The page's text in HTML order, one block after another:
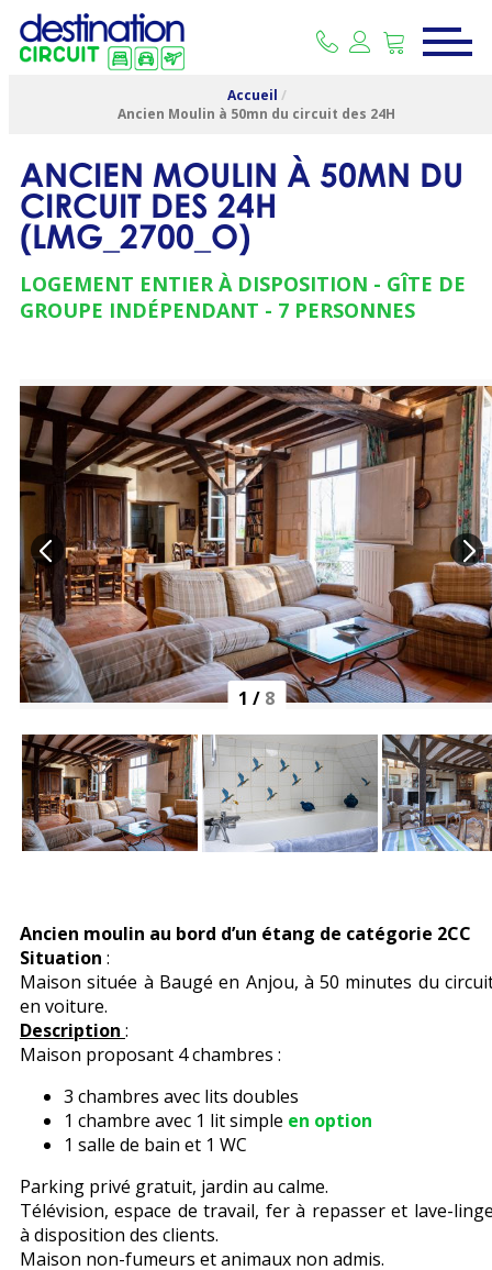
Accueil /
Ancien Moulin à 50mn du circuit des 24H
ANCIEN MOULIN À 50MN DU
CIRCUIT DES 24H
(LMG_2700_O)
LOGEMENT ENTIER À DISPOSITION
GÎTE DE
GROUPE INDÉPENDANT
7 PERSONNES
1 / 8
Ancien moulin au bord d’un étang de catégorie 2CC
Situation :
Maison située à Baugé en Anjou, à 50 minutes du
en voiture.
Description :
Maison proposant 4 chambres :
3 chambres avec lits doubles
1 chambre avec 1 lit simple en option
1 salle de bain et 1 WC
Parking privé gratuit, jardin au calme.
Télévision, espace de travail, fer à repasser et lave-
à disposition des clients.
Maison non-fumeurs et animaux non admis.